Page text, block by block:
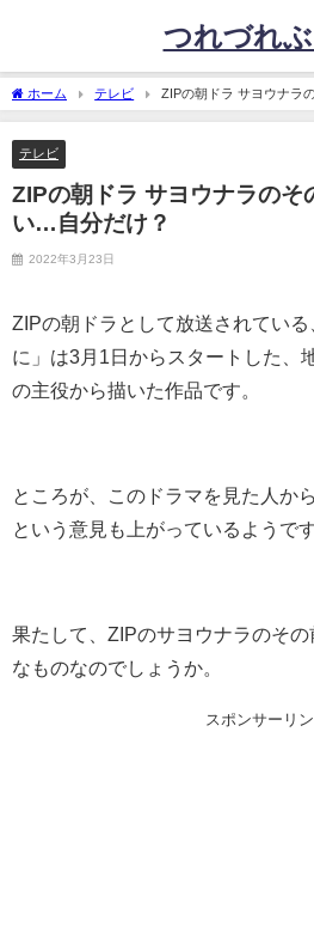
つれづれ
ホーム テレビ
ZIPの朝ドラ サヨウナラ
け？
テレビ
ZIPの朝ドラ サヨウナラのそ
い…自分だけ？
2022年3月23日
ZIPの朝ドラとして放送されてい
に」は3月1日からスタートした、
の主役から描いた作品です。
ところが、このドラマを見た人か
という意見も上がっているようです
果たして、ZIPのサヨウナラのそ
なものなのでしょうか。
スポンサーリ